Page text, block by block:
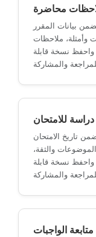
محاضرة
بيانات المقرر
وأمثلة، ملاحظات
نسخة قابلة
للامتحان
تاريخ الامتحان
الموضوعات والثقة،
واحفظ نسخة قابلة
الواجبات